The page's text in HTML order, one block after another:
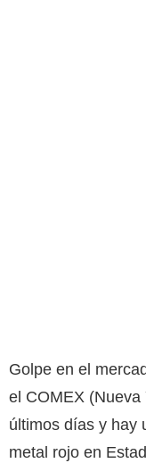
Golpe en el
el COMEX (Nueva
últimos días y hay
metal rojo en